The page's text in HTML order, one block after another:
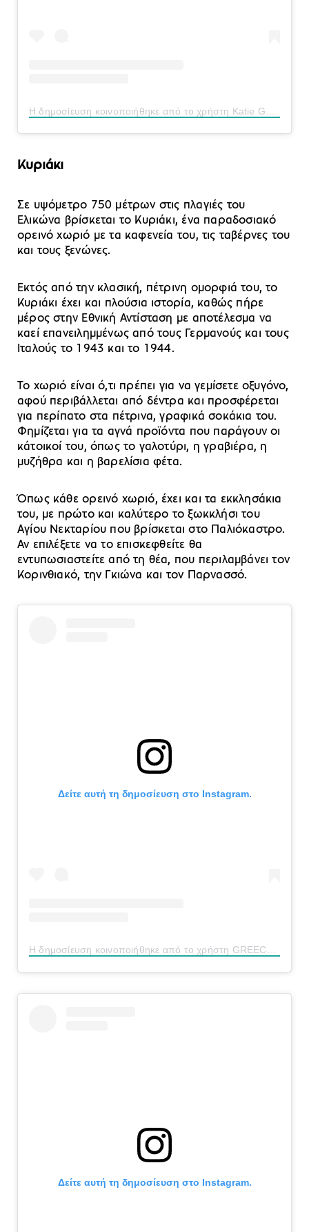
Κυριάκι
Σε υψόμετρο 750 μέτρων στις πλαγιές του
Ελικώνα βρίσκεται το Κυριάκι, ένα παραδοσιακό
ορεινό χωριό με τα καφενεία του, τις ταβέρνες του
και τους ξενώνες.
Εκτός από την κλασική, πέτρινη ομορφιά του, το
Κυριάκι έχει και πλούσια ιστορία, καθώς πήρε
μέρος στην Εθνική Αντίσταση με αποτέλεσμα να
καεί επανειλημμένως από τους Γερμανούς και τους
Ιταλούς το 1943 και το 1944.
Το χωριό είναι ό,τι πρέπει για να γεμίσετε οξυγόνο,
αφού περιβάλλεται από δέντρα και προσφέρεται
για περίπατο στα πέτρινα, γραφικά σοκάκια του.
Φημίζεται για τα αγνά προϊόντα που παράγουν οι
κάτοικοί του, όπως το γαλοτύρι, η γραβιέρα, η
μυζήθρα και η βαρελίσια φέτα.
Όπως κάθε ορεινό χωριό, έχει και τα εκκλησάκια
του, με πρώτο και καλύτερο το ξωκκλήσι του
Αγίου Νεκταρίου που βρίσκεται στο Παλιόκαστρο.
Αν επιλέξετε να το επισκεφθείτε θα
εντυπωσιαστείτε από τη θέα, που περιλαμβάνει τον
Κορινθιακό, την Γκιώνα και τον Παρνασσό.
Δείτε αυτή τη δημοσίευση στο Instagram.
Δείτε αυτή τη δημοσίευση στο Instagram.